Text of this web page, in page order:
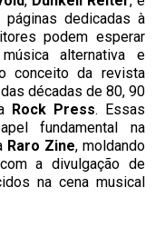
dedicadas à
podem esperar
alternativa e
conceito da revista
décadas de 80, 90
Rock Press. Essas
fundamental na
Raro Zine, moldando
a divulgação de
na cena musical